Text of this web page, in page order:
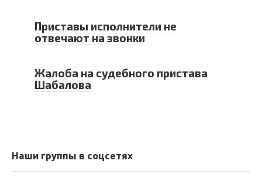
Приставы исполнители не
отвечают на звонки
Жалоба на судебного пристава
Шабалова
Наши группы в соцсетях